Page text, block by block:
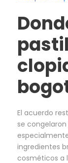
El acuerdo
se
ingredientes
cosméticos a